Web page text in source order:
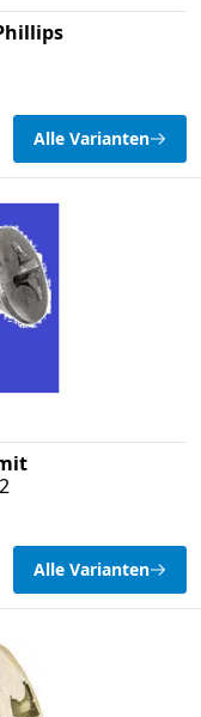
Alle Varianten
Alle Varianten